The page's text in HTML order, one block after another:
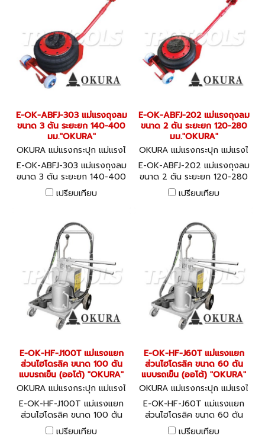
E-OK-ABFJ-303 แม่แรงถุงลม
ขนาด 3 ตัน ระยะยก 140-400
มม."OKURA"
OKURA แม่แรงกระปุก แม่แรงไ
ฮโดรลิค E-OK-ABFJ-303
E-OK-ABFJ-303 แม่แรงถุงลม
ขนาด 3 ตัน ระยะยก 140-400
มม."OKURA"
เปรียบเทียบ
E-OK-ABFJ-202 แม่แรงถุงลม
ขนาด 2 ตัน ระยะยก 120-280
มม."OKURA"
OKURA แม่แรงกระปุก แม่แรงไ
ฮโดรลิค E-OK-ABFJ-202
E-OK-ABFJ-202 แม่แรงถุงลม
ขนาด 2 ตัน ระยะยก 120-280
มม."OKURA"
เปรียบเทียบ
E-OK-HF-J100T แม่แรงแยก
ส่วนไฮโดรลิค ขนาด 100 ตัน
แบบรถเข็น (ออโต้) "OKURA"
OKURA แม่แรงกระปุก แม่แรงไ
ฮโดรลิค E-OK-HF-J100T
E-OK-HF-J100T แม่แรงแยก
ส่วนไฮโดรลิค ขนาด 100 ตัน
แบบรถเข็น (ออโต้) "OKURA"
เปรียบเทียบ
E-OK-HF-J60T แม่แรงแยก
ส่วนไฮโดรลิค ขนาด 60 ตัน
แบบรถเข็น (ออโต้) "OKURA"
OKURA แม่แรงกระปุก แม่แรงไ
ฮโดรลิค E-OK-HF-J60T
E-OK-HF-J60T แม่แรงแยก
ส่วนไฮโดรลิค ขนาด 60 ตัน
แบบรถเข็น (ออโต้) "OKURA"
เปรียบเทียบ